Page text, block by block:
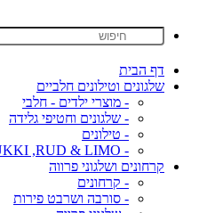
דף הבית
שלגונים וטילונים חלביים
- מוצרי ילדים - חלבי
- שלגונים וחטיפי גלידה
- טילונים
- SVALYA ,YUKKI ,RUD & LIMO
קרחונים ושלגוני פרווה
- קרחונים
- סורבה ושרבט פירות